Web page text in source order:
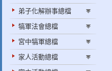
弟子化解辦事總檔
犒軍法會總檔
宮中犒軍總檔
家人活動總檔